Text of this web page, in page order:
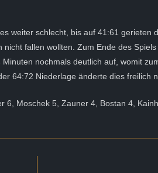
weiter schlecht, bis auf 41:61 gerieten
fallen wollten. Zum Ende des
nochmals deutlich auf, womit
64:72 Niederlage änderte dies freilich
6, Moschek 5, Zauner 4, Bostan 4,